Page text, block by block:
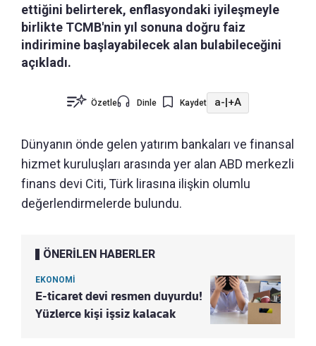
ettiğini belirterek, enflasyondaki iyileşmeyle
birlikte TCMB'nin yıl sonuna doğru faiz
indirimine başlayabilecek alan bulabileceğini
açıkladı.
Özetle Dinle Kaydet a-|+A
Dünyanın önde gelen yatırım bankaları ve finansal
hizmet kuruluşları arasında yer alan ABD merkezli
finans devi Citi, Türk lirasına ilişkin olumlu
değerlendirmelerde bulundu.
ÖNERİLEN HABERLER
EKONOMİ
E-ticaret devi resmen duyurdu!
Yüzlerce kişi işsiz kalacak